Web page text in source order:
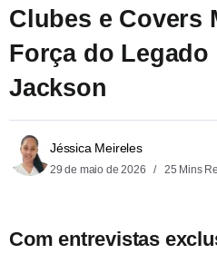
Clubes e Covers
Força do Legado
Jackson
Jéssica Meireles
29 de maio de 2026 25 Mins
Com entrevistas